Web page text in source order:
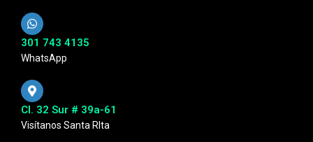
301 743 4135
WhatsApp
Cl. 32 Sur # 39a-61
Visítanos Santa RIta